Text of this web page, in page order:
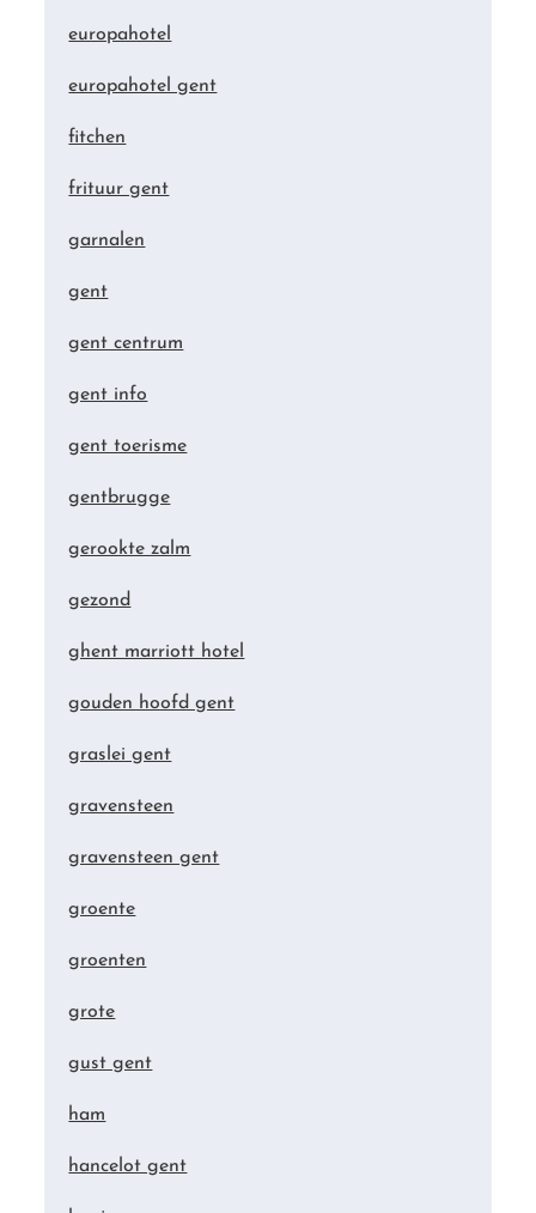
europahotel
europahotel gent
fitchen
frituur gent
garnalen
gent
gent centrum
gent info
gent toerisme
gentbrugge
gerookte zalm
gezond
ghent marriott hotel
gouden hoofd gent
graslei gent
gravensteen
gravensteen gent
groente
groenten
grote
gust gent
ham
hancelot gent